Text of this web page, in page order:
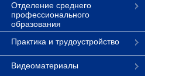
Отделение среднего
профессионального
образования
Практика и трудоустройство
Видеоматериалы